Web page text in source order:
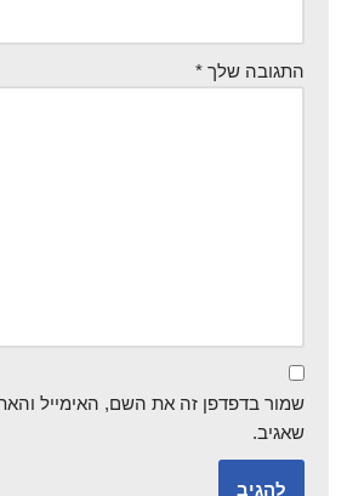
התגובה שלך *
שמור בדפדפן זה את השם, האימייל
שאגיב.